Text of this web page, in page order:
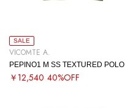
SALE
VICOMTE A.
PEPINO1 M SS TEXTURED POLO
￥12,540 40%OFF